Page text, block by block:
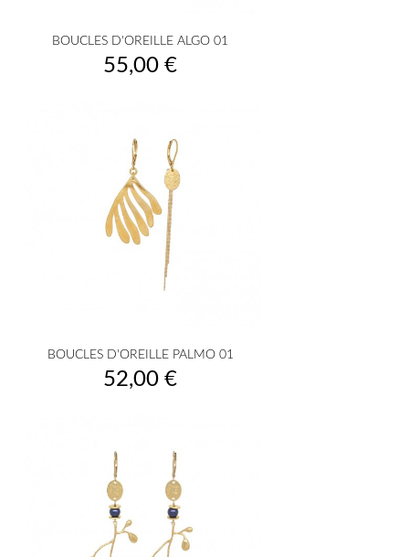
BOUCLES D'OREILLE ALGO 01
Prix
55,00 €
BOUCLES D'OREILLE PALMO 01
Prix
52,00 €